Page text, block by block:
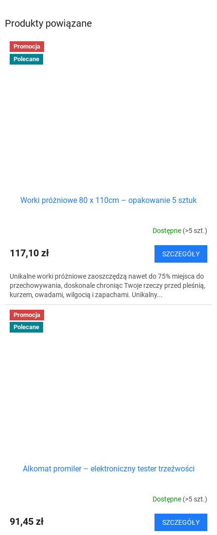
Produkty powiązane
Promocja
Polecane
Worki próżniowe 80 x 110cm – opakowanie 5 sztuk
Dostępne (>5 szt.)
117,10 zł SZCZEGÓŁY
Unikalne worki próżniowe zaoszczędzą nawet do 75% miejsca do
przechowywania, doskonale chroniąc Twoje rzeczy przed pleśnią,
kurzem, owadami, wilgocią i zapachami. Unikalny...
Promocja
Polecane
Alkomat promiler – elektroniczny tester trzeźwości
Dostępne (>5 szt.)
91,45 zł SZCZEGÓŁY